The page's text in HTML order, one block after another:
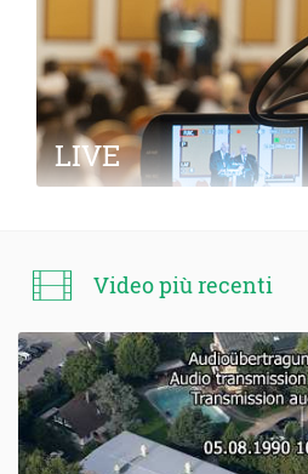
LIVE
Video più recenti